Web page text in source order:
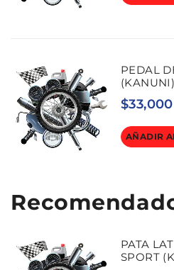
PEDAL
(KANUNI)
$33,000
AÑADIR
PATA
SPORT